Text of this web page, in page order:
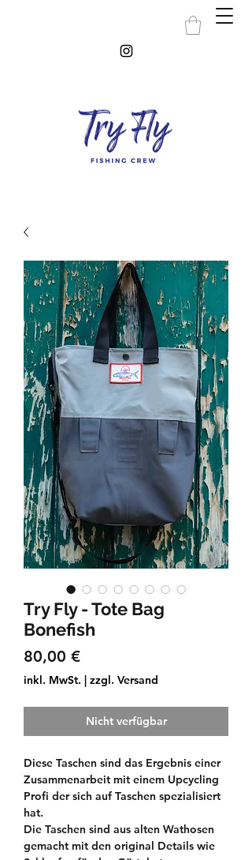
Try Fly - Tote Bag
Bonefish
80,00 €Preis
inkl. MwSt. | zzgl. Versand
Nicht verfügbar
Diese Taschen sind das Ergebnis einer
Zusammenarbeit mit einem Upcycling
Profi der sich auf Taschen spezialisiert
hat.
Die Taschen sind aus alten Wathosen
gemacht mit den original Details wie